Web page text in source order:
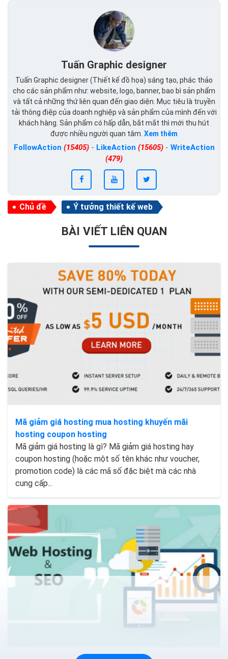
Tuấn Graphic designer
Tuấn Graphic designer (Thiết kế đồ họa) sáng tạo, phác thảo
cho các sản phẩm như: website, logo, banner, bao bì sản phẩm
và tất cả những thứ liên quan đến giao diện. Mục tiêu là truyền
tải thông điệp của doanh nghiệp và sản phẩm của mình đến với
khách hàng. Sản phẩm có hấp dẫn, bắt mắt thì mới thu hút
được nhiều người quan tâm. Xem thêm
FollowAction (15405)- LikeAction (15605)- WriteAction
(479)
Chủ đề Ý tưởng thiết kế web
BÀI VIẾT LIÊN QUAN
Mã giảm giá hosting mua hosting khuyến mãi
hosting coupon hosting
Mã giảm giá hosting là gì? Mã giảm giá hosting hay
coupon hosting (hoặc một số tên khác như voucher,
promotion code) là các mã số đặc biệt mà các nhà
cung cấp...